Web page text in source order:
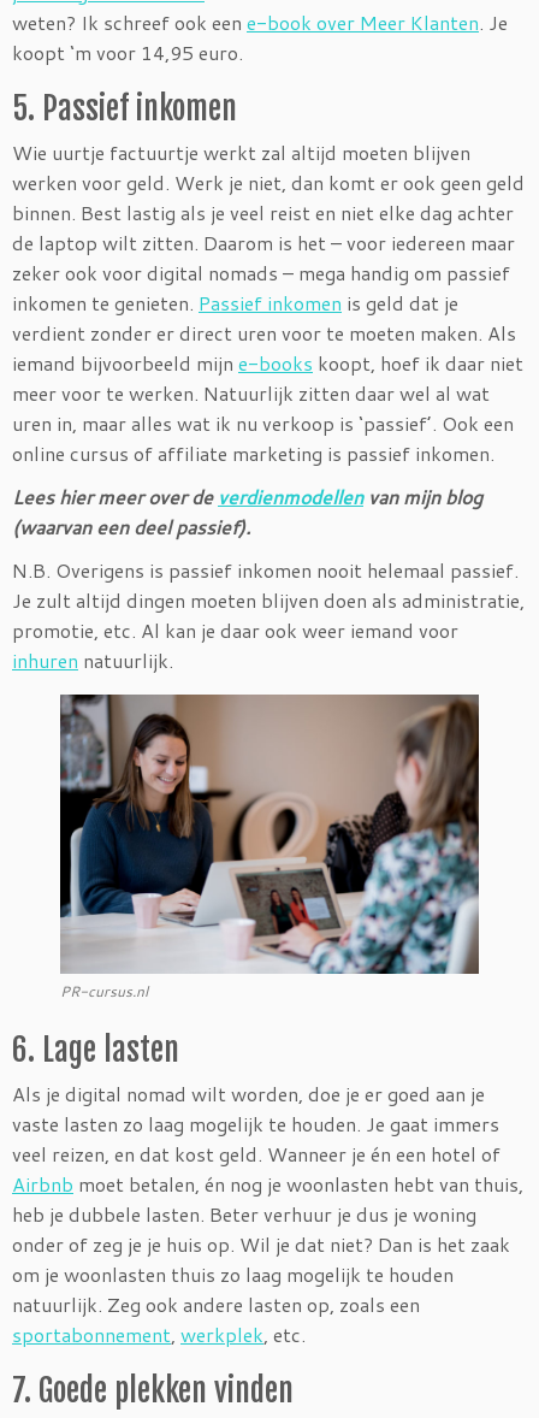
weten? Ik schreef ook een e-book over Meer Klanten . Je
koopt ‘m voor 14,95 euro.
5. Passief inkomen
Wie uurtje factuurtje werkt zal altijd moeten blijven
werken voor geld. Werk je niet, dan komt er ook geen geld
binnen. Best lastig als je veel reist en niet elke dag achter
de laptop wilt zitten. Daarom is het – voor iedereen maar
zeker ook voor digital nomads – mega handig om passief
inkomen te genieten. Passief inkomen is geld dat je
verdient zonder er direct uren voor te moeten maken. Als
iemand bijvoorbeeld mijn e-books koopt, hoef ik daar niet
meer voor te werken. Natuurlijk zitten daar wel al wat
uren in, maar alles wat ik nu verkoop is ‘passief’. Ook een
online cursus of affiliate marketing is passief inkomen.
Lees hier meer over de verdienmodellenvan mijn blog
(waarvan een deel passief).
N.B. Overigens is passief inkomen nooit helemaal passief.
Je zult altijd dingen moeten blijven doen als administratie,
promotie, etc. Al kan je daar ook weer iemand voor
inhuren natuurlijk.
PR-cursus.nl
6. Lage lasten
Als je digital nomad wilt worden, doe je er goed aan je
vaste lasten zo laag mogelijk te houden. Je gaat immers
veel reizen, en dat kost geld. Wanneer je én een hotel of
Airbnb moet betalen, én nog je woonlasten hebt van thuis,
heb je dubbele lasten. Beter verhuur je dus je woning
onder of zeg je je huis op. Wil je dat niet? Dan is het zaak
om je woonlasten thuis zo laag mogelijk te houden
natuurlijk. Zeg ook andere lasten op, zoals een
sportabonnement werkplek , etc.
7. Goede plekken vinden